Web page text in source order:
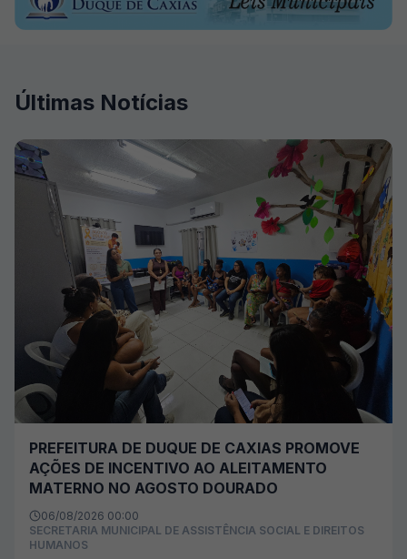
Últimas Notícias
PREFEITURA DE DUQUE DE CAXIAS PROMOVE
AÇÕES DE INCENTIVO AO ALEITAMENTO
MATERNO NO AGOSTO DOURADO
06/08/2026 00:00
SECRETARIA MUNICIPAL DE ASSISTÊNCIA SOCIAL E DIREITOS
HUMANOS